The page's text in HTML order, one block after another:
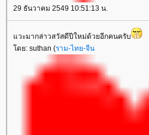
29 ธันวาคม 2549 10:51:13 น.
วะมากล่าวสวัสดีปีใหม่ด้วยอีกคนครับ
ดย: suthan (ราม-ไทย-จีน